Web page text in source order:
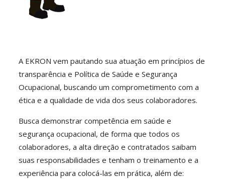
A EKRON vem pautando sua atuação em princípios de
transparência e Política de Saúde e Segurança
Ocupacional, buscando um comprometimento com a
ética e a qualidade de vida dos seus colaboradores.
Busca demonstrar competência em saúde e
segurança ocupacional, de forma que todos os
colaboradores, a alta direção e contratados saibam
suas responsabilidades e tenham o treinamento e a
experiência para colocá-las em prática, além de: